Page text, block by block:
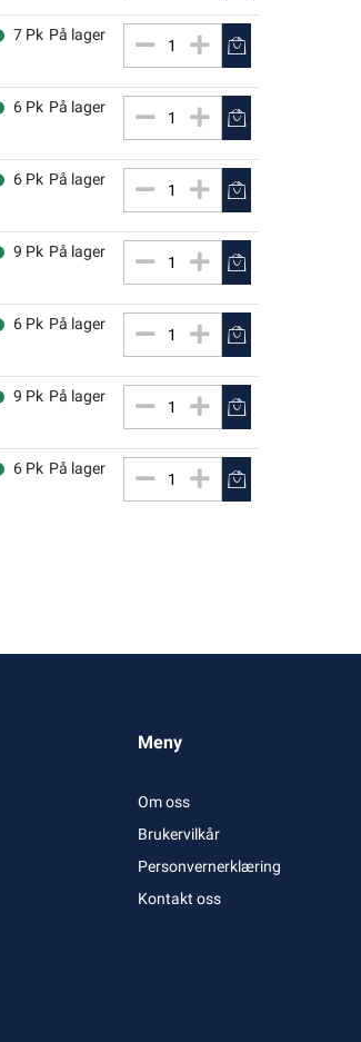
7 Pk På lager
6 Pk På lager
6 Pk På lager
9 Pk På lager
6 Pk På lager
9 Pk På lager
6 Pk På lager
Meny
Om oss
Brukervilkår
Personvernerklæring
Kontakt oss